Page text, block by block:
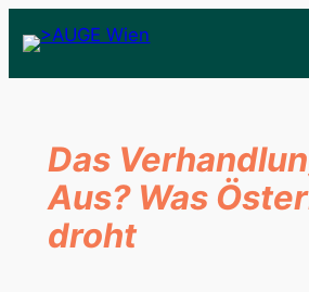
Das
Aus? Was
droht